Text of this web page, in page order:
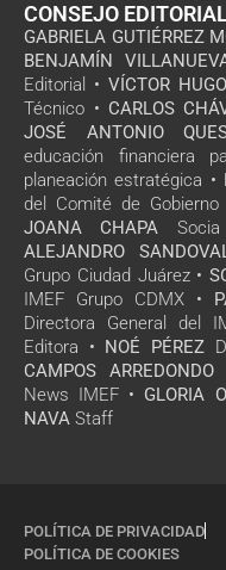
CONSEJO
GABRIELA GUTIÉRREZ
BENJAMÍN
Editorial • VÍCTOR
Técnico • CARLOS
JOSÉ ANTONIO
educación financiera
planeación estratégica •
del Comité de
JOANA CHAPA
ALEJANDRO
Grupo Ciudad Juárez •
IMEF Grupo CDMX •
Directora General del
Editora • NOÉ PÉREZ
CAMPOS ARREDONDO
News IMEF • GLORIA
NAVA Staff
POLÍTICA DE PRIVACIDAD
POLÍTICA DE COOKIES